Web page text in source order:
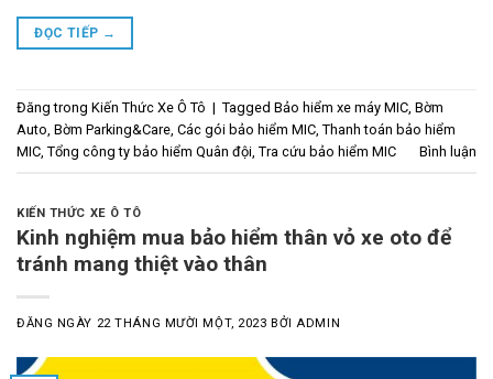
ĐỌC TIẾP →
Đăng trong Kiến Thức Xe Ô Tô | Tagged Bảo hiểm xe máy MIC, Bờm
Auto, Bờm Parking&Care, Các gói bảo hiểm MIC, Thanh toán bảo hiểm
MIC, Tổng công ty bảo hiểm Quân đội, Tra cứu bảo hiểm MIC Bình luận
KIẾN THỨC XE Ô TÔ
Kinh nghiệm mua bảo hiểm thân vỏ xe oto để
tránh mang thiệt vào thân
ĐĂNG NGÀY 22 THÁNG MƯỜI MỘT, 2023 BỞIADMIN